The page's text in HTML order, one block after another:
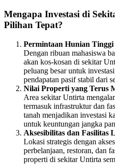
Mengapa Investasi di
Pilihan Tepat?
Permintaan Hunian Tinggi
Dengan ribuan mahasiswa
akan kos-kosan di sekitar
peluang besar untuk
pendapatan pasif stabil dari
Nilai Properti yang Terus
Area sekitar Untirta
termasuk infrastruktur dan
tanah menjadikan investasi
untuk keuntungan jangka
Aksesibilitas dan Fasilitas
Lokasi strategis dengan
perbelanjaan, restoran, dan
properti di sekitar Untirta